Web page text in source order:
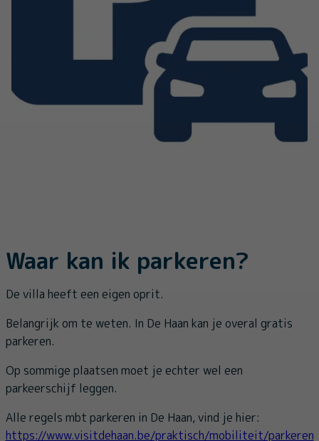
Waar kan ik parkeren?
De villa heeft een eigen oprit.
Belangrijk om te weten. In De Haan kan je overal gratis
parkeren.
Op sommige plaatsen moet je echter wel een
parkeerschijf leggen.
Alle regels mbt parkeren in De Haan, vind je hier:
https://www.visitdehaan.be/praktisch/mobiliteit/parkeren